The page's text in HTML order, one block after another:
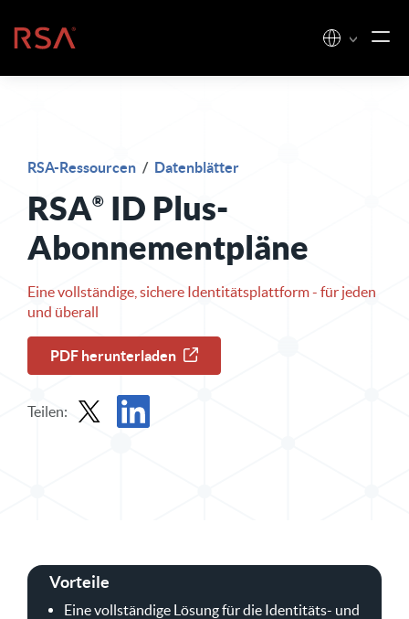
Startseite
RSA-Ressourcen / Datenblätter
RSA ID Plus-
Abonnementpläne
Eine vollständige, sichere Identitätsplattform - für jeden
und überall
PDF herunterladen
Teilen:
Vorteile
Eine vollständige Lösung für die Identitäts- und